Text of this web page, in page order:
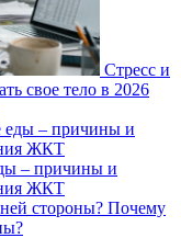
Стресс и
свое тело в 2026
– причины и
ЖКТ
Почему